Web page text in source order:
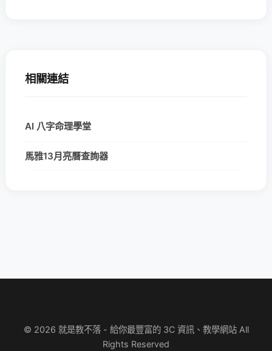
相關連結
AI 八字命理學堂
馬雅13月亮曆查詢器
© 2026 就是教不落 - 給你最豐富的 3C 資訊、教學網站 All
Rights Reserved